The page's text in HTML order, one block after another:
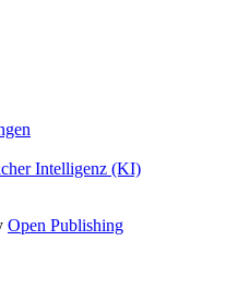
Intelligenz (KI)
Open Publishing